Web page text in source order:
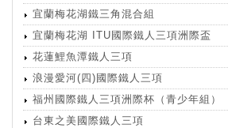
宜蘭梅花湖鐵三角混合組
宜蘭梅花湖 ITU國際鐵人三項洲際盃
花蓮鯉魚潭鐵人三項
浪漫愛河(四)國際鐵人三項
福州國際鐵人三項洲際杯（青少年組）
台東之美國際鐵人三項